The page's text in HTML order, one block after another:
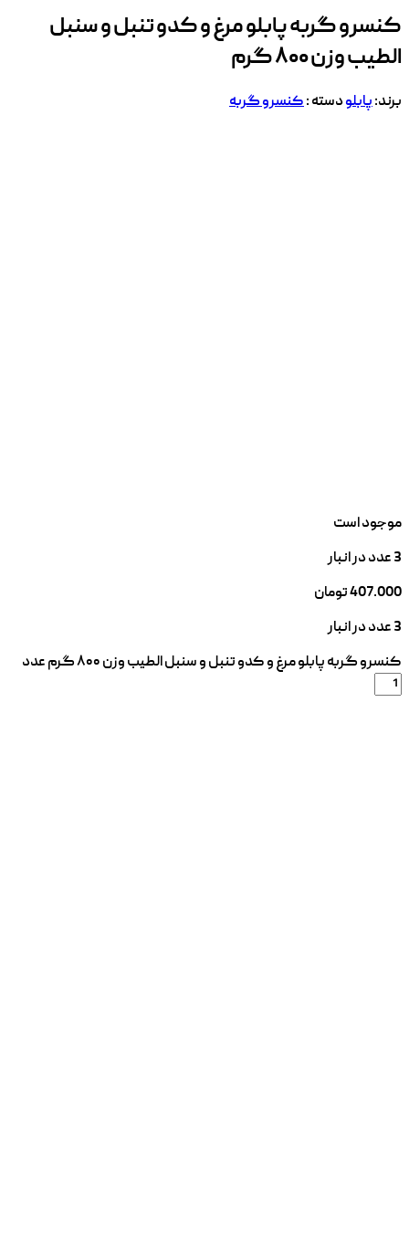
کنسرو گربه پابلو مرغ و کدو تنبل و سنبل
الطیب وزن ۸۰۰ گرم
برند:پابلودسته :کنسرو گربه
موجود است
3 عدد در انبار
407.000تومان
3 عدد در انبار
کنسرو گربه پابلو مرغ و کدو تنبل و سنبل الطیب وزن ۸۰۰ گرم عدد